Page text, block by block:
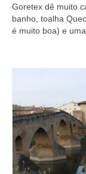
Goretex dê muito
banho, toalha
é muito boa) e